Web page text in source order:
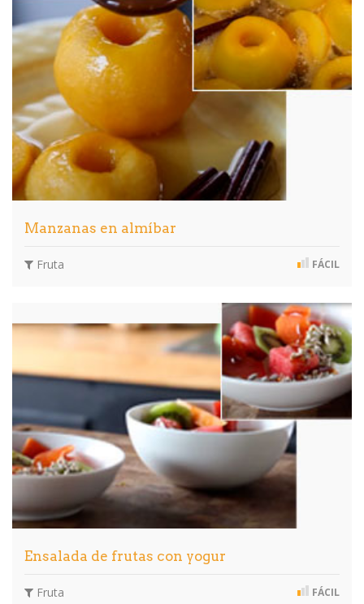
Manzanas en almíbar
Fruta FÁCIL
Ensalada de frutas con yogur
Fruta FÁCIL